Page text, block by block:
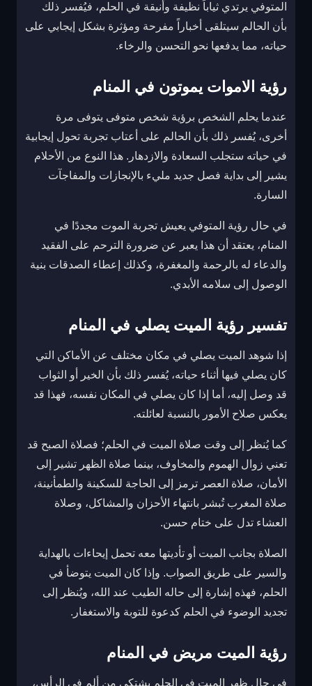
المتوفي يرتدي ثياباً نظيفة وأنيقة في الحلم، فيُفسر ذلك
بأن الحالم سيتلقى أخباراً مفرحة ومؤثرة بشكل إيجابي على
حياته، مما يدفعها نحو التحسن والرخاء.
رؤية الاموات يموتون في المنام
عندما يحلم الشخص برؤية شخص متوفى يتوفى مرة
أخرى، يُفسر ذلك بأن الحالم على أعتاب تجربة تحول إيجابية
في حياته ستجلب السعادة والازدهار. هذا النوع من الأحلام
يشير إلى بداية فصل جديد مليء بالإنجازات والمفاجآت
السارة.
في حال رؤية المتوفي يعيش تجربة الموت مجددًا في
المنام، يعتقد أن هذا يعبر عن ضرورة الترحم على الفقيد
والدعاء له بالرحمة والمغفرة، وكذلك إعطاء الصدقات بنية
الوصول إلى سلامه الأبدي.
تفسير رؤية الميت يصلي في المنام
إذا شوهد الميت يصلي في مكان مختلف عن الأماكن التي
كان يصلي فيها أثناء حياته، يُفسر ذلك بأن الخير أو الثواب
قد وصل إليه، أما إذا كان يصلي في المكان نفسه، فهذا قد
يعكس صلاح الأمور بالنسبة لعائلته.
كما يُنظر إلى وقت صلاة الميت في الحلم؛ فصلاة الصبح قد
تعني زوال الهموم والمخاوف، بينما صلاة الظهر تشير إلى
الأمان، صلاة العصر ترمز إلى الحاجة للسكينة والطمأنينة،
صلاة المغرب تُبشر بانتهاء الأحزان والمشاكل، وصلاة
العشاء تدل على ختام حسن.
الصلاة بجانب الميت أو تأديتها معه تحمل إيحاءات بالهداية
والسير على طريق الصواب. وإذا كان الميت يتوضأ في
الحلم، فهذه إشارة إلى حاله الطيب عند الله، ويُنظر إلى
تجديد الوضوء في الحلم كدعوة للتوبة والاستغفار.
رؤية الميت مريض في المنام
في حال ظهر الميت في الحلم يشتكي من ألم في الرأس،